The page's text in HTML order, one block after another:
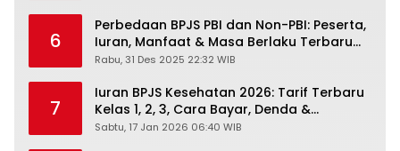
6
Perbedaan BPJS PBI dan Non-PBI: Peserta,
Iuran, Manfaat & Masa Berlaku Terbaru
2026
Rabu, 31 Des 2025 22:32 WIB
7
Iuran BPJS Kesehatan 2026: Tarif Terbaru
Kelas 1, 2, 3, Cara Bayar, Denda &
Panduan Lengkap Peserta JKN-KIS
Sabtu, 17 Jan 2026 06:40 WIB